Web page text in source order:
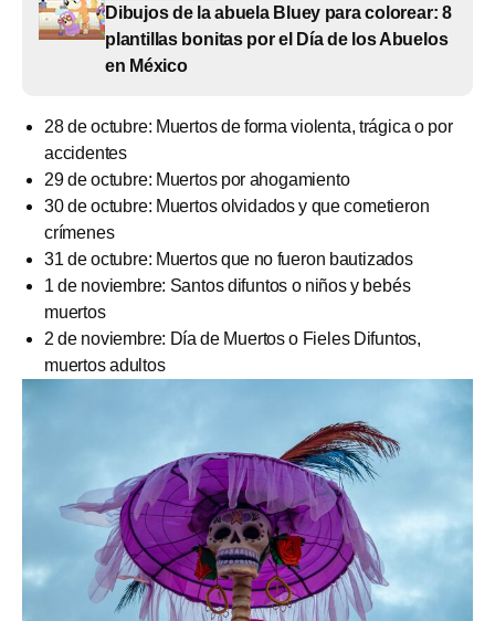
Dibujos de la abuela Bluey para colorear: 8
plantillas bonitas por el Día de los Abuelos
en México
28 de octubre: Muertos de forma violenta, trágica o por
accidentes
29 de octubre: Muertos por ahogamiento
30 de octubre: Muertos olvidados y que cometieron
crímenes
31 de octubre: Muertos que no fueron bautizados
1 de noviembre: Santos difuntos o niños y bebés
muertos
2 de noviembre: Día de Muertos o Fieles Difuntos,
muertos adultos